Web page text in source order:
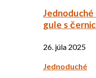
gule s
26. júla 2025
Jednoduché